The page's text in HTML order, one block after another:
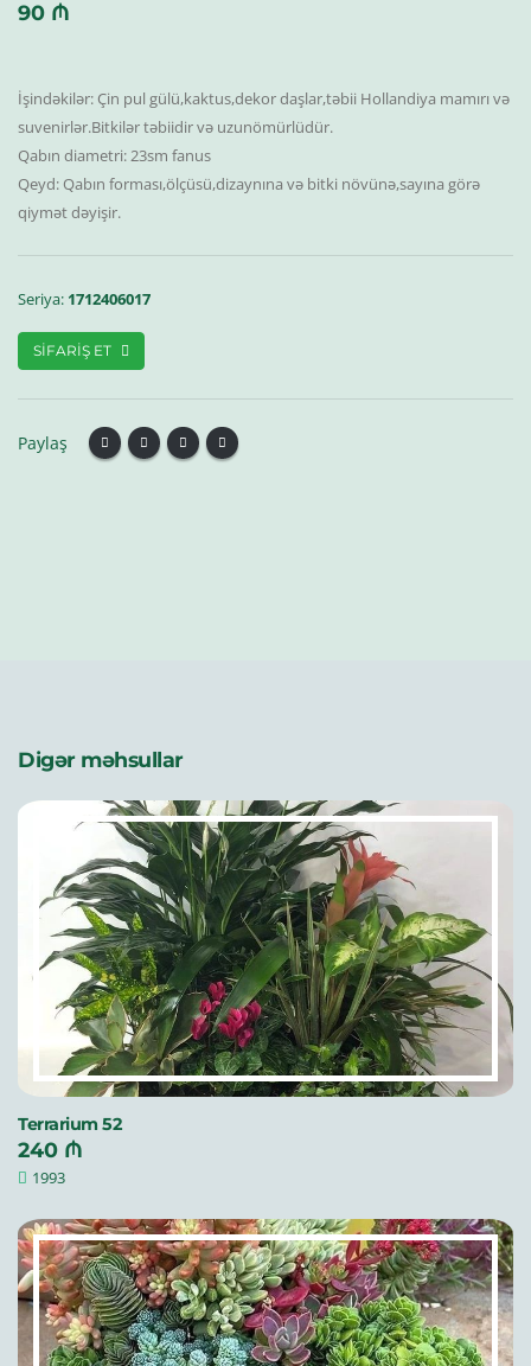
90 ₼
İşindəkilər: Çin pul gülü,kaktus,dekor daşlar,təbii Hollandiya mamırı və
suvenirlər.Bitkilər təbiidir və uzunömürlüdür.
Qabın diametri: 23sm fanus
Qeyd: Qabın forması,ölçüsü,dizaynına və bitki növünə,sayına görə
Seriya: 1712406017
SIFARIŞ ET
Paylaş
Digər məhsullar
Terrarium 52
240 ₼
1993